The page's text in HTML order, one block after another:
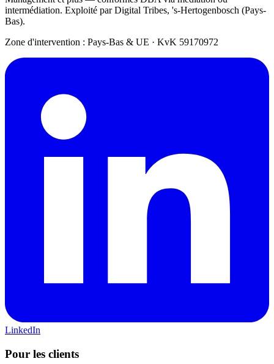
intermédiation. Exploité par Digital Tribes, 's-Hertogenbosch (Pays-
Bas).
Zone d'intervention : Pays-Bas & UE · KvK 59170972
LinkedIn
Pour les clients